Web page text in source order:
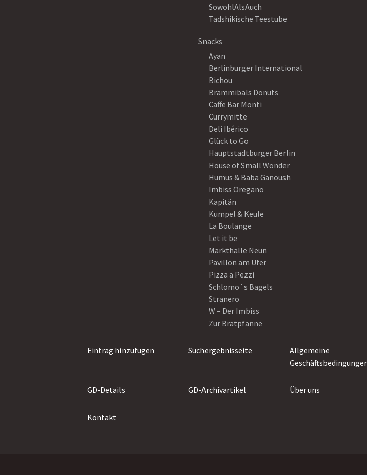
SowohlAlsAuch
Tadshikische Teestube
Snacks
Ayan
Berlinburger International
Bichou
Brammibals Donuts
Caffe Bar Monti
Currymitte
Deli Ibérico
Glück to Go
Hauptstadtburger Berlin
House of Small Wonder
Humus & Baba Ganoush
Imbiss Oregano
Kapitän
Kumpel & Keule
La Boulange
Let it be
Markthalle Neun
Pavillon am Ufer
Pizza a Pezzi
Schlomo´s Bagels
Stranero
W – Der Imbiss
Zur Bratpfanne
Eintrag hinzufügen Suchergebnisseite
Allgemeine
GD-Details GD-Archivartikel Über uns
Kontakt